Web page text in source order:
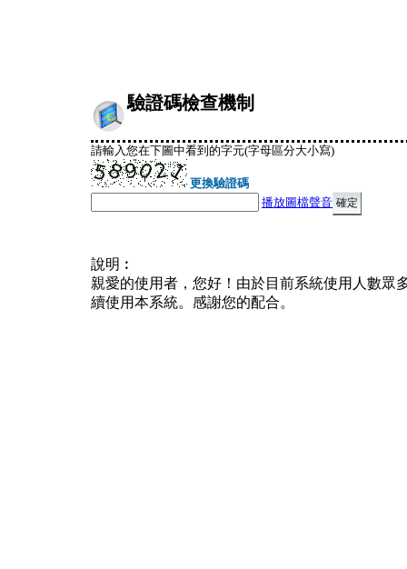
驗證碼檢查機制
請輸入您在下圖中看到的字元(字母區分大小寫)
更換驗證碼
播放圖檔聲音
說明︰
親愛的使用者，您好！由於目前系統使用人數眾
續使用本系統。感謝您的配合。